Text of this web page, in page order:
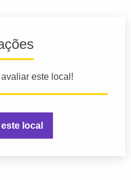
este local!
local